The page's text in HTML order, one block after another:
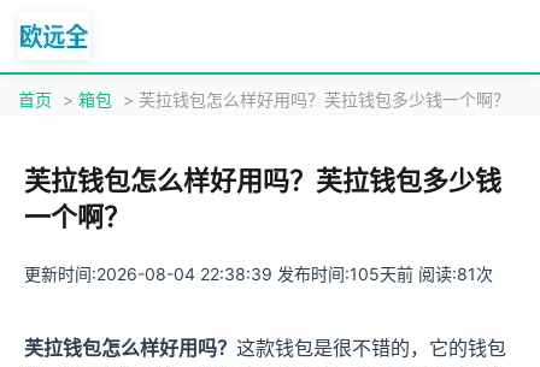
首页 > 箱包 > 芙拉钱包怎么样好用吗？芙拉钱包多少钱一个啊？
芙拉钱包怎么样好用吗？芙拉钱包多少钱
一个啊？
更新时间:2026-08-04 22:38:39 发布时间:105天前 阅读:81次
芙拉钱包怎么样好用吗？ 这款钱包是很不错的，它的钱包